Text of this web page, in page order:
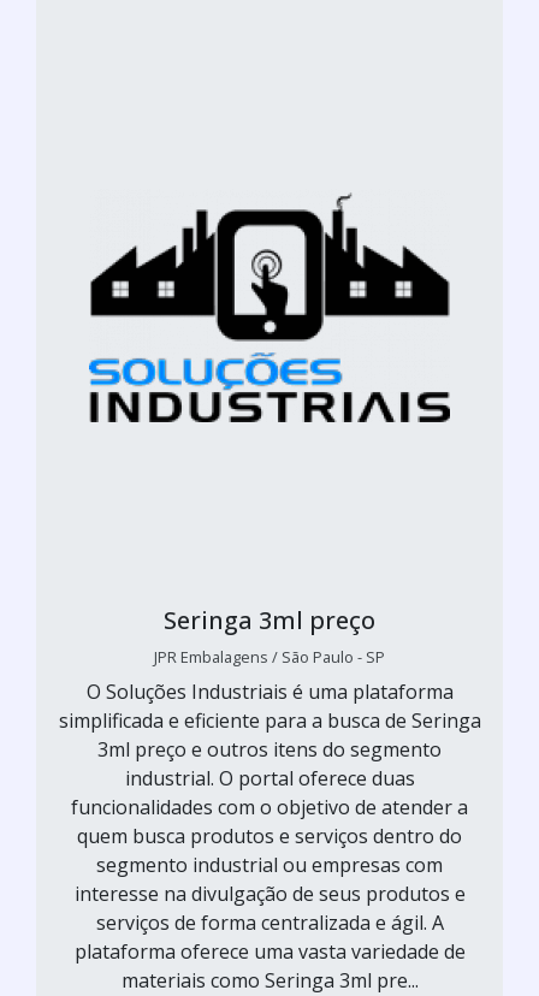
Seringa 3ml preço
JPR Embalagens / São Paulo - SP
O Soluções Industriais é uma plataforma
simplificada e eficiente para a busca de Seringa
3ml preço e outros itens do segmento
industrial. O portal oferece duas
funcionalidades com o objetivo de atender a
quem busca produtos e serviços dentro do
segmento industrial ou empresas com
interesse na divulgação de seus produtos e
serviços de forma centralizada e ágil. A
plataforma oferece uma vasta variedade de
materiais como Seringa 3ml pre...